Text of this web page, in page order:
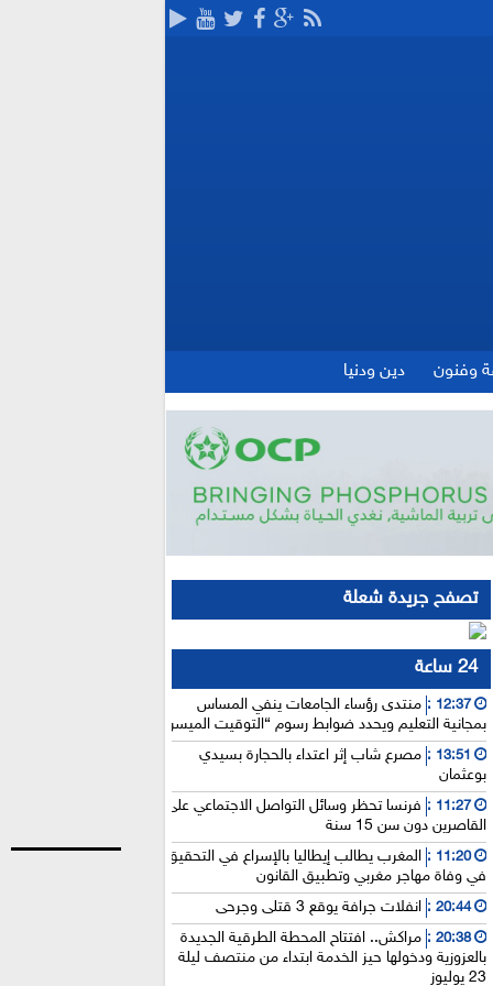
وفنون دين ودنيا
تصفح جريدة شعلة
24 ساعة
12:37 :
منتدى رؤساء الجامعات ينفي المساس
بمجانية التعليم ويحدد ضوابط رسوم “التوقيت الميسر”
13:51 :
مصرع شاب إثر اعتداء بالحجارة بسيدي
بوعثمان
11:27 :
فرنسا تحظر وسائل التواصل الاجتماعي على
القاصرين دون سن 15 سنة
11:20 :
المغرب يطالب إيطاليا بالإسراع في التحقيق
في وفاة مهاجر مغربي وتطبيق القانون
20:44 : انفلات جرافة يوقع 3 قتلى وجرحى
20:38 :
مراكش.. افتتاح المحطة الطرقية الجديدة
بالعزوزية ودخولها حيز الخدمة ابتداء من منتصف ليلة
23 يوليوز